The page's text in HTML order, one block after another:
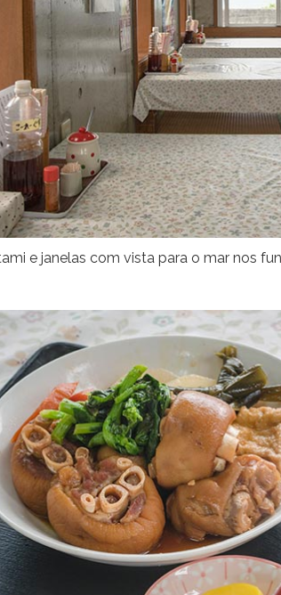
e janelas com vista para o mar nos